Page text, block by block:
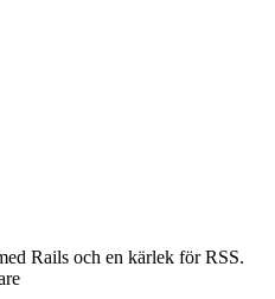
Rails och en kärlek för RSS.